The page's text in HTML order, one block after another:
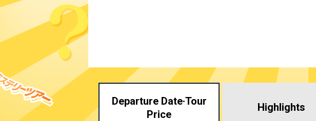
Departure Date·Tour
Price
Highlights